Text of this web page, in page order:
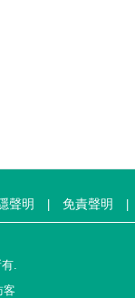
聲明 免責聲明
有.
客